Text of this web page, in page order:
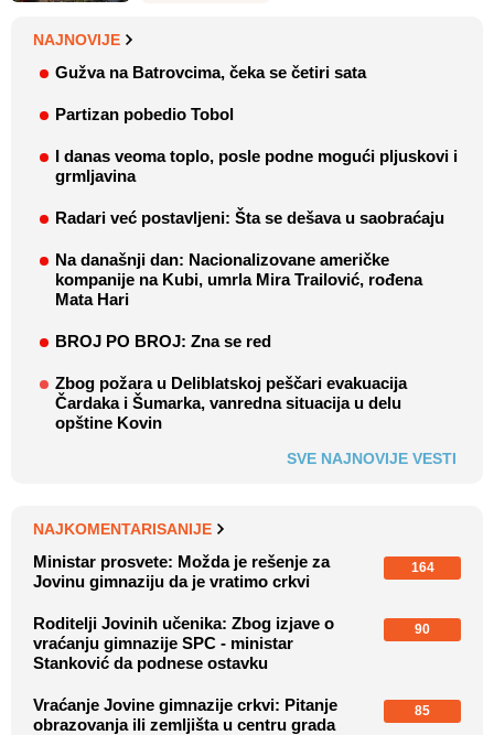
NAJNOVIJE
Gužva na Batrovcima, čeka se četiri sata
Partizan pobedio Tobol
I danas veoma toplo, posle podne mogući pljuskovi i
grmljavina
Radari već postavljeni: Šta se dešava u saobraćaju
Na današnji dan: Nacionalizovane američke
kompanije na Kubi, umrla Mira Trailović, rođena
Mata Hari
BROJ PO BROJ: Zna se red
Zbog požara u Deliblatskoj peščari evakuacija
Čardaka i Šumarka, vanredna situacija u delu
opštine Kovin
SVE NAJNOVIJE VESTI
NAJKOMENTARISANIJE
Ministar prosvete: Možda je rešenje za
Jovinu gimnaziju da je vratimo crkvi
164
Roditelji Jovinih učenika: Zbog izjave o
vraćanju gimnazije SPC - ministar
Stanković da podnese ostavku
90
Vraćanje Jovine gimnazije crkvi: Pitanje
obrazovanja ili zemljišta u centru grada
85